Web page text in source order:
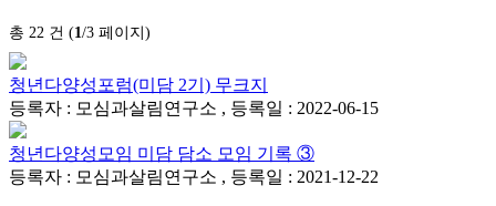
총 22 건 (1/3 페이지)
청년다양성포럼(미담 2기) 무크지
등록자 : 모심과살림연구소 , 등록일 : 2022-06-15
청년다양성모임 미담 담소 모임 기록 ③
등록자 : 모심과살림연구소 , 등록일 : 2021-12-22